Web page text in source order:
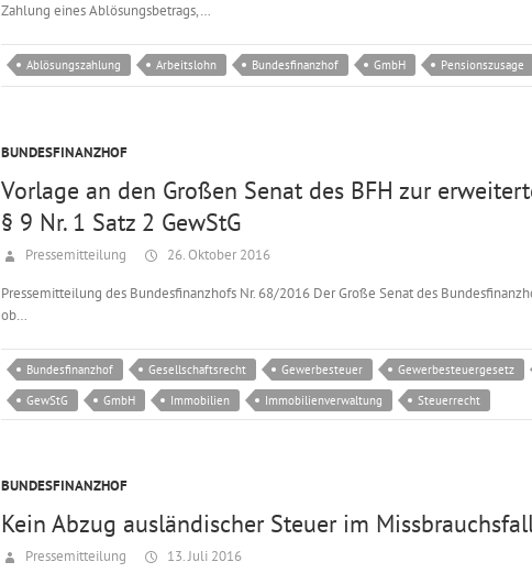
Zahlung eines Ablösungsbetrags,…
Ablösungszahlung Arbeitslohn Bundesfinanzhof GmbH Pensionszusage
BUNDESFINANZHOF
Vorlage an den Großen Senat des BFH zur
§ 9 Nr. 1 Satz 2 GewStG
Pressemitteilung 26. Oktober 2016
Pressemitteilung des Bundesfinanzhofs Nr. 68/2016 Der Große Senat des
ob…
Bundesfinanzhof Gesellschaftsrecht Gewerbesteuer Gewerbesteuergesetz
GewStG
GmbH Immobilien Immobilienverwaltung Steuerrecht
BUNDESFINANZHOF
Kein Abzug ausländischer Steuer im
Pressemitteilung 13. Juli 2016